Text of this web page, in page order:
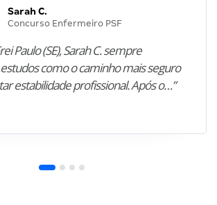
Sarah C.
Concurso Enfermeiro PSF
Paulo (SE), Sarah C. sempre
como o caminho mais seguro
estabilidade profissional. Após o…”